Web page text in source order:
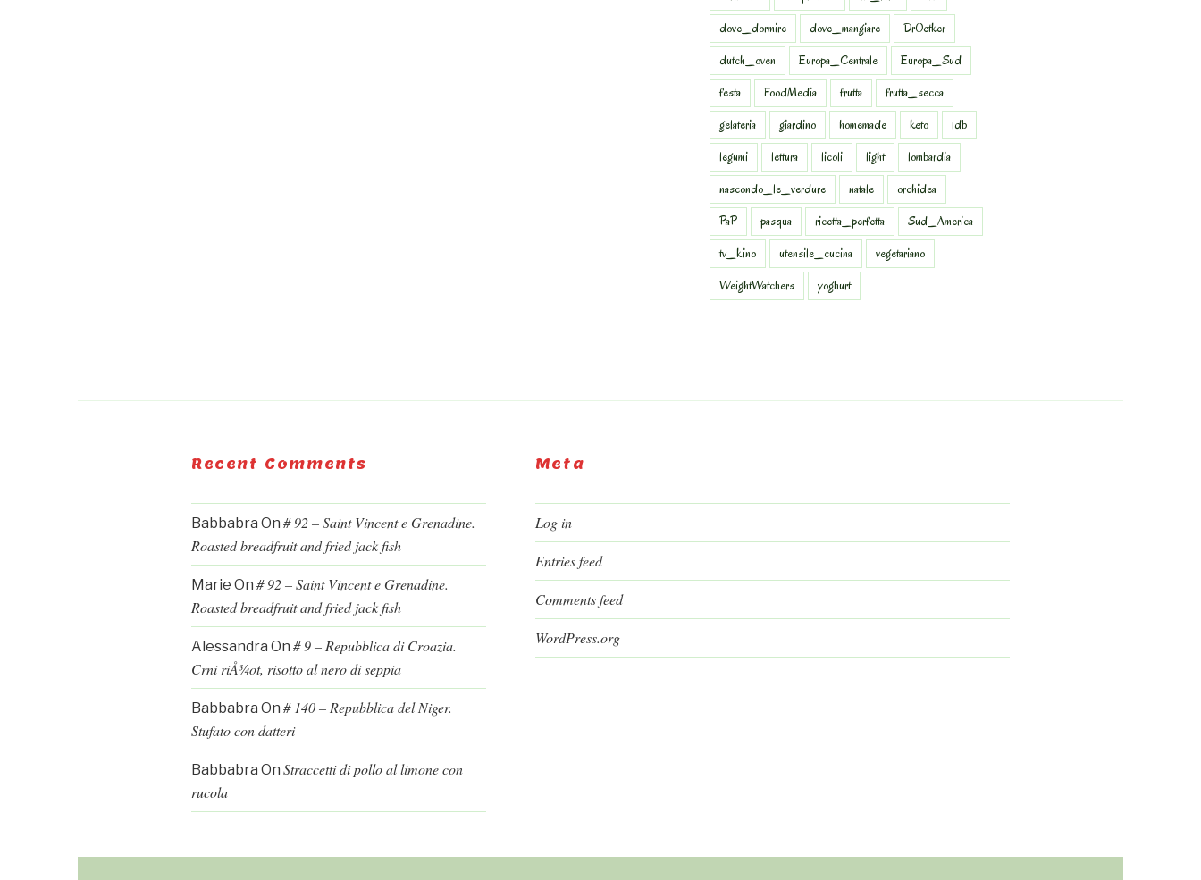
dove_dormire
dove_mangiare
DrOetker
dutch_oven
Europa_Centrale
Europa_Sud
festa
FoodMedia frutta
frutta_secca
gelateria
giardino homemade keto
ldb
legumi
lettura licoli light
lombardia
nascondo_le_verdure
natale
orchidea
PaP
pasqua ricetta_perfetta
Sud_America
tv_kino
utensile_cucina
vegetariano
WeightWatchers
yoghurt
Recent Comments
Babbabra On # 92 – Saint Vincent e Grenadine.
Roasted breadfruit and fried jack fish
Marie On # 92 – Saint Vincent e Grenadine.
Roasted breadfruit and fried jack fish
Alessandra On # 9 – Repubblica di Croazia.
Crni riÅ¾ot, risotto al nero di seppia
Babbabra On # 140 – Repubblica del Niger.
Stufato con datteri
Babbabra On Straccetti di pollo al limone con
rucola
Meta
Log in
Entries feed
Comments feed
WordPress.org